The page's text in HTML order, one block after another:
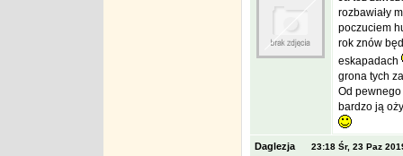
rozbawiały
poczuciem
rok znów
eskapadach
grona tych
Od
bardzo ją
Daglezja 23:18 Śr, 23 Paz